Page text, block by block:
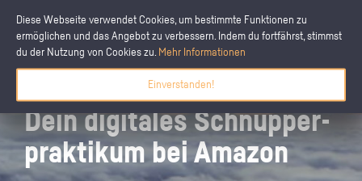
Diese Webseite verwendet Cookies, um bestimmte Funktionen zu
ermöglichen und das Angebot zu verbessern. Indem du fortfährst, stimmst
du der Nutzung von Cookies zu. Mehr Informationen
Einverstanden!
Dein digitales Schnupper­
praktikum bei Amazon